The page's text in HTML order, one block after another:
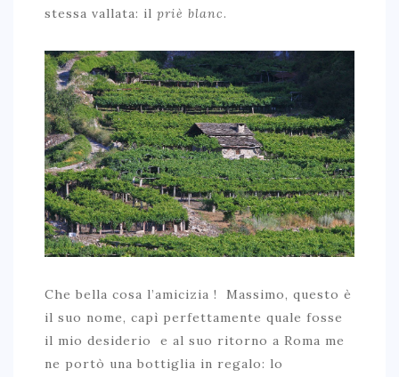
stessa vallata: il priè blanc.
Che bella cosa l’amicizia ! Massimo, questo è
il suo nome, capì perfettamente quale fosse
il mio desiderio e al suo ritorno a Roma me
ne portò una bottiglia in regalo: lo